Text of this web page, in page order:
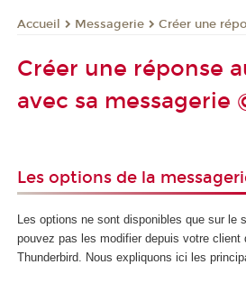
Accueil Messagerie Créer une
Créer une réponse
avec sa messagerie
Les options de la
Les options ne sont disponibles que sur le
pouvez pas les modifier depuis votre client
Thunderbird. Nous expliquons ici les